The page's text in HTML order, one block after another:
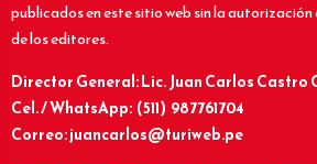
publicados en este sitio web sin la autorización
de los editores.
Director General: Lic.Juan Carlos Castro
Cel. / WhatsApp: (511) 987761704
Correo: juancarlos@turiweb.pe